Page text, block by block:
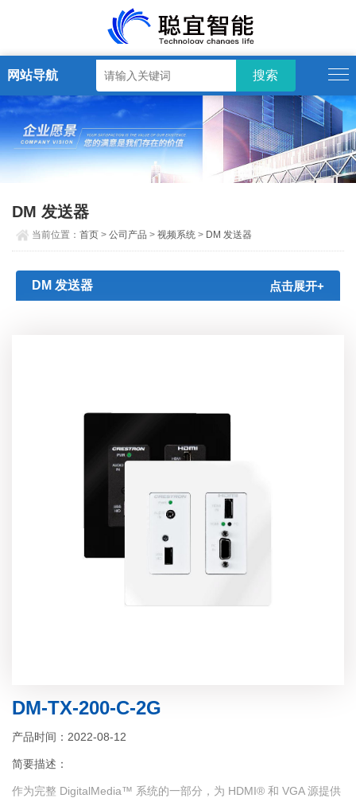
网站导航
DM 发送器
当前位置：首页 >公司产品 >视频系统 > DM 发送器
DM 发送器 点击展开+
DM-TX-200-C-2G
产品时间：2022-08-12
简要描述：
作为完整 DigitalMedia™ 系统的一部分，为 HDMI® 和 VGA 源提供